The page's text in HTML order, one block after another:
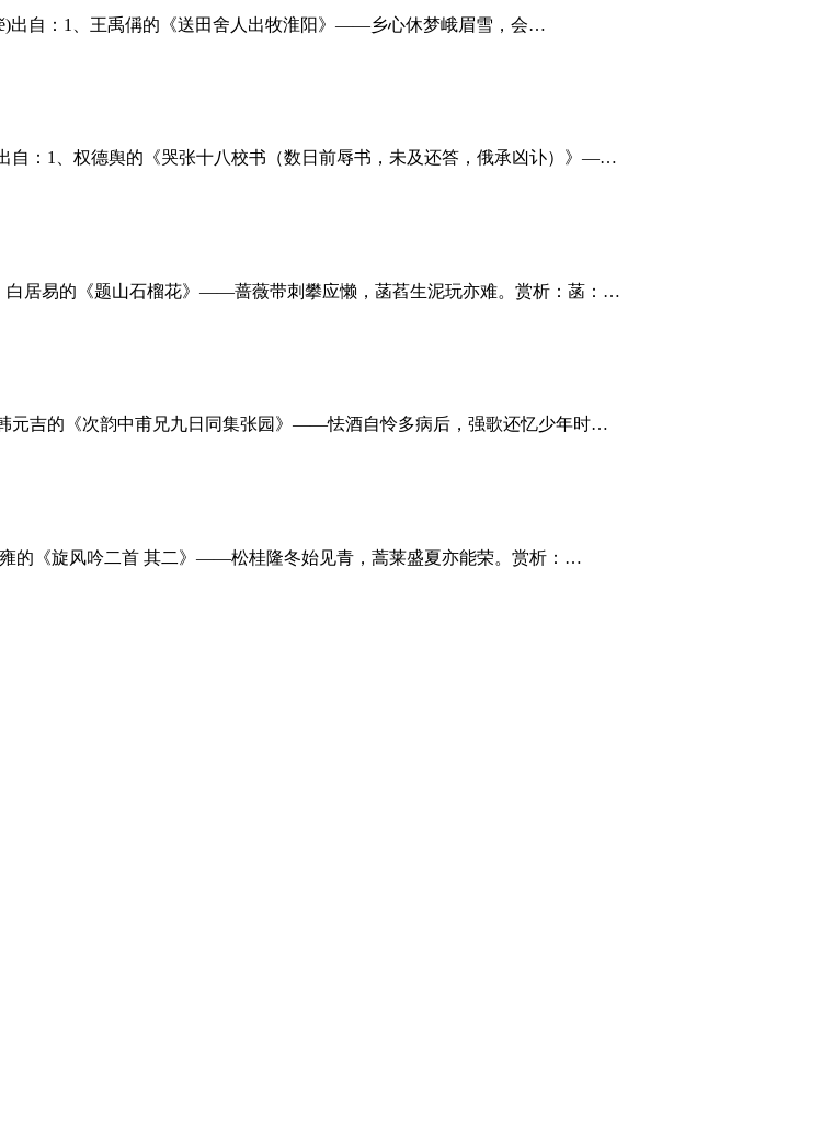
出自：1、王禹偁的《送田舍人出牧淮阳》——乡心休梦峨眉雪，会…
：1、权德舆的《哭张十八校书（数日前辱书，未及还答，俄承凶讣）》—…
居易的《题山石榴花》——蔷薇带刺攀应懒，菡萏生泥玩亦难。赏析：菡：…
元吉的《次韵中甫兄九日同集张园》——怯酒自怜多病后，强歌还忆少年时…
的《旋风吟二首 其二》——松桂隆冬始见青，蒿莱盛夏亦能荣。赏析：…